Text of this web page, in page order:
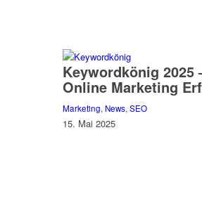
Keywordkönig 2025
Online Marketing
Marketing, News, SEO
15. Mai 2025